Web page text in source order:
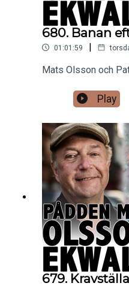
680. Banan
01:01:59 |
Mats Olsson och
Play
679.